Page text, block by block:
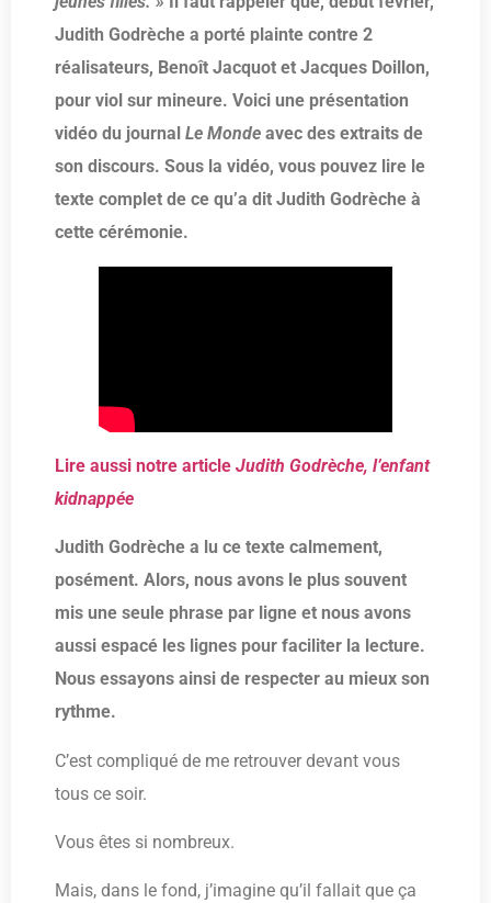
Judith Godrèche a porté plainte contre 2
réalisateurs, Benoît Jacquot et Jacques Doillon,
pour viol sur mineure. Voici une présentation
vidéo du journal Le Monde avec des extraits de
son discours. Sous la vidéo, vous pouvez lire le
texte complet de ce qu’a dit Judith Godrèche à
cette cérémonie.
Lire aussi notre article Judith Godrèche, l’enfant
kidnappée
Judith Godrèche a lu ce texte calmement,
posément. Alors, nous avons le plus souvent
mis une seule phrase par ligne et nous avons
aussi espacé les lignes pour faciliter la lecture.
Nous essayons ainsi de respecter au mieux son
rythme.
C’est compliqué de me retrouver devant vous
tous ce soir.
Vous êtes si nombreux.
Mais, dans le fond, j’imagine qu’il fallait que ça